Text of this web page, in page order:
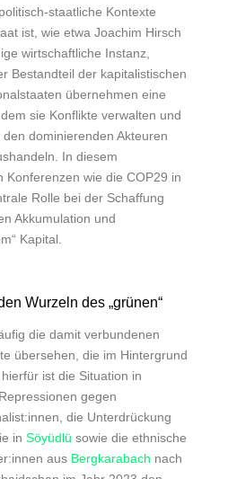
staatliche Kontexte
ist, wie etwa Joachim Hirsch
wirtschaftliche Instanz,
Bestandteil der kapitalistischen
übernehmen eine
sie Konflikte verwalten und
dominierenden Akteuren
In diesem
Konferenzen wie die COP29 in
Rolle bei der Schaffung
Akkumulation und
Kapital.
Wurzeln des „grünen“
die damit verbundenen
übersehen, die im Hintergrund
ist die Situation in
gegen
die Unterdrückung
in Söyüdlü sowie die ethnische
aus Bergkarabach nach